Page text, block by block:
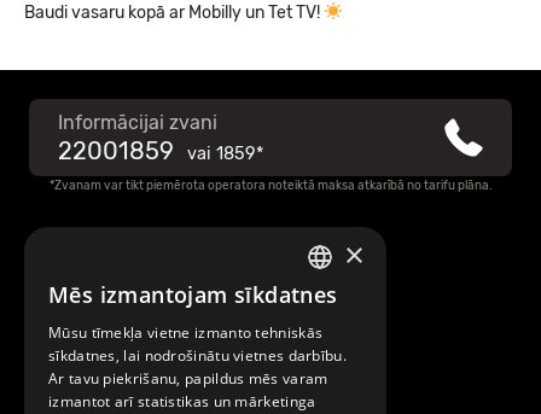
Baudi vasaru kopā ar Mobilly un Tet TV!
Informācijai zvani
22001859 vai 1859*
*Zvanam var tikt piemērota operatora noteiktā maksa atkarībā no tarifu plāna.
Par Mobilly
Noteikumi un līgumi
LATVIAN
ENGLISH
×
Mēs izmantojam sīkdatnes
Mūsu tīmekļa vietne izmanto tehniskās
sīkdatnes, lai nodrošinātu vietnes darbību.
Ar tavu piekrišanu, papildus mēs varam
izmantot arī statistikas un mārketinga